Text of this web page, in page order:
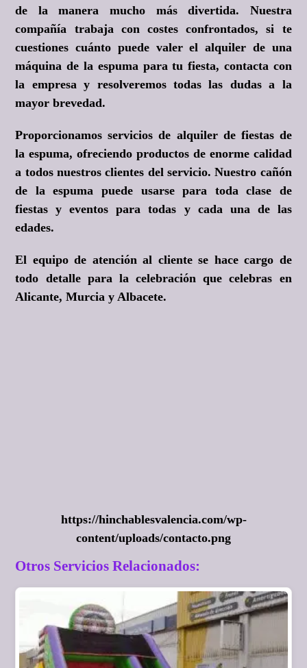
de la manera mucho más divertida. Nuestra
compañía trabaja con costes confrontados, si te
cuestiones cuánto puede valer el alquiler de una
máquina de la espuma para tu fiesta, contacta con
la empresa y resolveremos todas las dudas a la
mayor brevedad.
Proporcionamos servicios de alquiler de fiestas de
la espuma, ofreciendo productos de enorme calidad
a todos nuestros clientes del servicio. Nuestro cañón
de la espuma puede usarse para toda clase de
fiestas y eventos para todas y cada una de las
edades.
El equipo de atención al cliente se hace cargo de
todo detalle para la celebración que celebras en
Alicante, Murcia y Albacete.
https://hinchablesvalencia.com/wp-
content/uploads/contacto.png
Otros Servicios Relacionados: